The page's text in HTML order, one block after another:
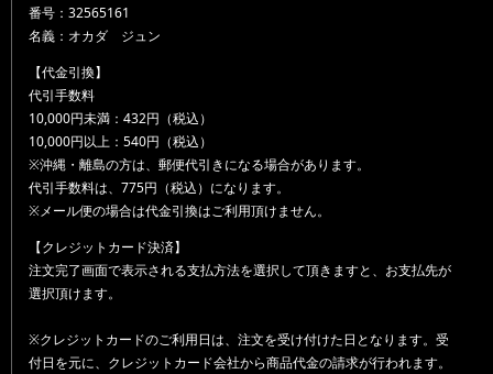
番号：32565161
名義：オカダ ジュン
【代金引換】
代引手数料
10,000円未満：432円（税込）
10,000円以上：540円（税込）
※沖縄・離島の方は、郵便代引きになる場合があります。
代引手数料は、775円（税込）になります。
※メール便の場合は代金引換はご利用頂けません。
【クレジットカード決済】
注文完了画面で表示される支払方法を選択して頂きますと、お支払先が
選択頂けます。
※クレジットカードのご利用日は、注文を受け付けた日となります。受
付日を元に、クレジットカード会社から商品代金の請求が行われます。